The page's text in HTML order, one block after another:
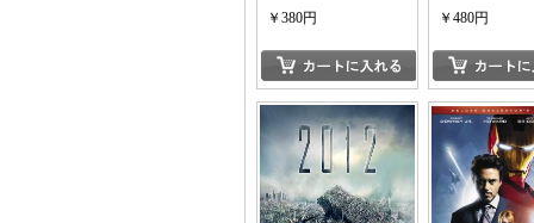
￥380円 ￥480円